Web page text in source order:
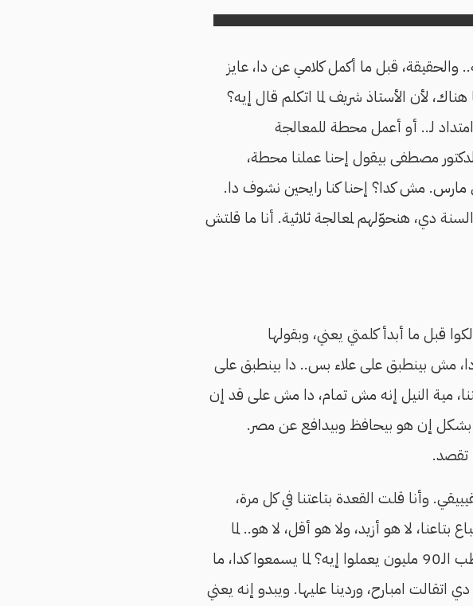
والحقيقة، قبل ما أكمل كلامي عن دا، عايز
لأن الأستاذ شريف لما اتكلم قال إيه؟
لـ.. أو أعمل محطة للمعالجة
مصطفى بيقول إحنا عملنا محطة،
في مارس. مش كدا؟ إحنا كنا رايحين نشوف دا.
دي، هنحوّلهم لمعالجة ثلاثية. أنا ما قلتش
قبل ما أبدأ كلمتي يعني، وبقولها
دا، مش بينطبق على علاء بس.. دا بينطبق على
مية النيل إنه مش تمام، دا مش على قد إن
بشكل إن هو بيحافظ وبيدافع عن مصر.
تقصد.
وأنا قلت القعدة بتاعتنا في كل مرة،
لا هو أزيد، ولا هو أقل، لا هو.. لما
يتقال كدا، يعني ميّة نيل مصر!.. مية نيل مصر غير صالحة للشرب؟ طب الـ90 مليون يعملوا إيه؟ لما يسمعوا كدا، ما
امبارح، وردينا عليها. ويبدو إنه يعني